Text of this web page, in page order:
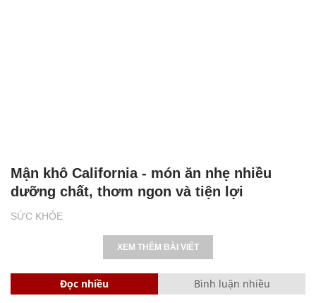
SỨC KHỎE
Mận khô California - món ăn nhẹ nhiều
dưỡng chất, thơm ngon và tiện lợi
XEM THÊM BÀI VIẾT
Đọc nhiều Bình luận nhiều